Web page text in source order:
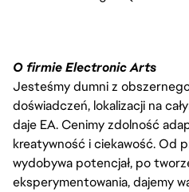
O firmie Electronic Arts
Jesteśmy dumni z
doświadczeń, lokalizacji na
daje EA. Cenimy zdolność
kreatywność i ciekawość. Od
wydobywa potencjał, po
eksperymentowania, dajemy